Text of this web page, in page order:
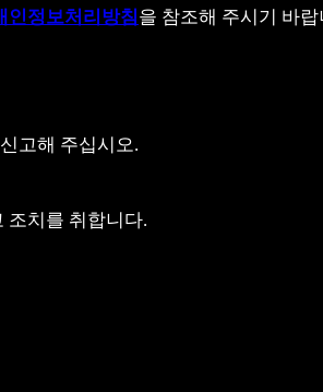
인정보처리방침을 참조해 주시기 바랍
고해 주십시오.
조치를 취합니다.